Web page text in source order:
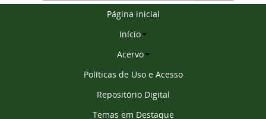
Página inicial
Início
Acervo
Políticas de Uso e Acesso
Repositório Digital
Temas em Destaque